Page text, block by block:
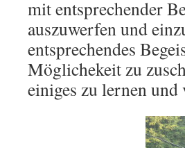
mit entsprechender
auszuwerfen und
entsprechendes
Möglichekeit zu
einiges zu lernen